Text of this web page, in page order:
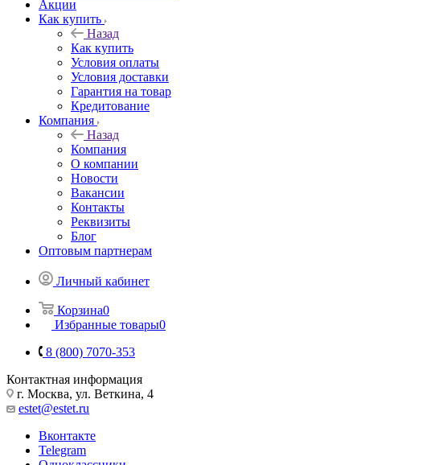
Акции
Как купить
Назад
Как купить
Условия оплаты
Условия доставки
Гарантия на товар
Кредитование
Компания
Назад
Компания
О компании
Новости
Вакансии
Контакты
Реквизиты
Блог
Оптовым партнерам
Личный кабинет
Корзина0
Избранные товары0
8 (800) 7070-353
Контактная информация
г. Москва, ул. Веткина, 4
estet@estet.ru
Вконтакте
Telegram